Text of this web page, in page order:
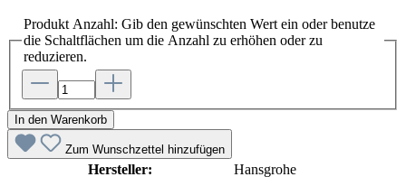
Produkt Anzahl: Gib den gewünschten Wert ein oder benutze
die Schaltflächen um die Anzahl zu erhöhen oder zu
reduzieren.
In den Warenkorb
Zum Wunschzettel hinzufügen
Hersteller: Hansgrohe